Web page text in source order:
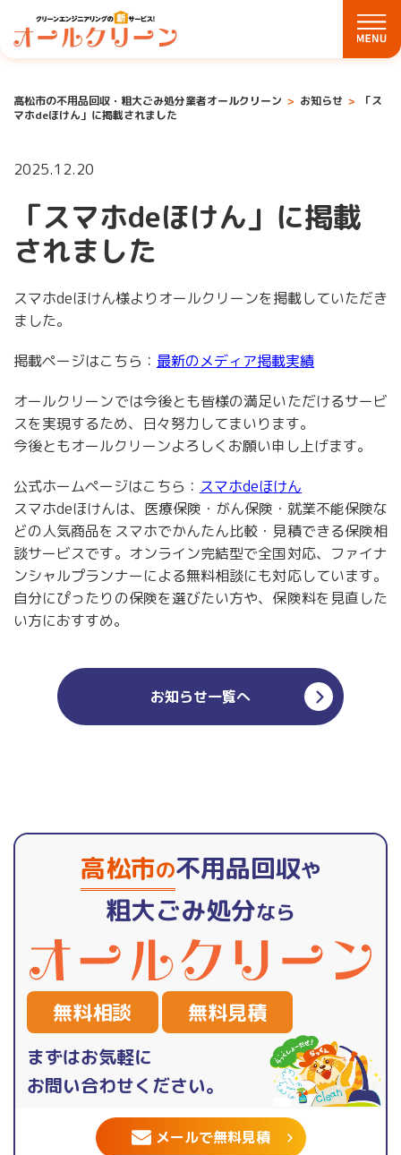
高松市の不用品回収・粗大ごみ処分業者オールクリーン お知らせ
「ス
マホdeほけん」に掲載されました
2025.12.20
「スマホdeほけん」に掲載
されました
スマホdeほけん様よりオールクリーンを掲載していただき
ました。
掲載ページはこちら： 最新のメディア掲載実績
オールクリーンでは今後とも皆様の満足いただけるサービ
スを実現するため、日々努力してまいります。
今後ともオールクリーンよろしくお願い申し上げます。
公式ホームページはこちら： スマホdeほけん
スマホdeほけんは、医療保険・がん保険・就業不能保険な
どの人気商品をスマホでかんたん比較・見積できる保険相
談サービスです。オンライン完結型で全国対応、ファイナ
ンシャルプランナーによる無料相談にも対応しています。
自分にぴったりの保険を選びたい方や、保険料を見直した
い方におすすめ。
お知らせ一覧へ
高松市の不用品回収や
粗大ごみ処分なら
無料相談 無料見積
まずはお気軽に
お問い合わせください。
メールで無料見積